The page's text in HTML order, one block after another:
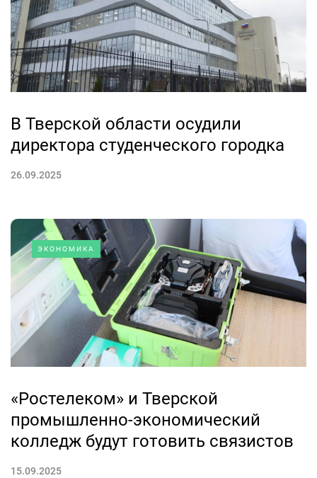
В Тверской области осудили
директора студенческого городка
26.09.2025
ЭКОНОМИКА
«Ростелеком» и Тверской
промышленно-экономический
колледж будут готовить связистов
15.09.2025